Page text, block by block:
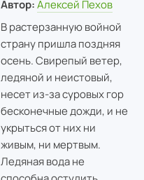
Автор: Алексей Пехов
В растерзанную войной
страну пришла поздняя
осень. Свирепый ветер,
ледяной и неистовый,
несет из-за суровых гор
бесконечные дожди, и не
укрыться от них ни
живым, ни мертвым.
Ледяная вода не